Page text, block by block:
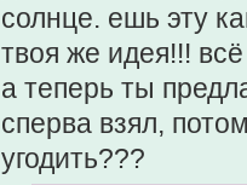
солнце. ешь эту
твоя же идея!!!
а теперь ты
сперва взял,
угодить???